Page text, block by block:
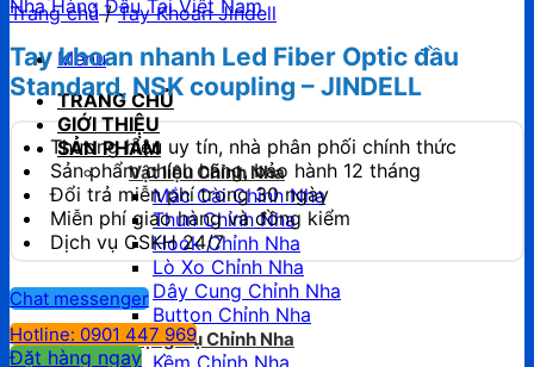
Menu
TRANG CHỦ
GIỚI THIỆU
SẢN PHẨM
Vật liệu Chỉnh Nha
Mắc Cài Chỉnh Nha
Thun Chỉnh Nha
Hook Chỉnh Nha
Lò Xo Chỉnh Nha
Dây Cung Chỉnh Nha
Button Chỉnh Nha
Dụng Cụ Chỉnh Nha
Kềm Chỉnh Nha
Trang chủ / Tay Khoan Jindell
Tay khoan nhanh Led Fiber Optic đầu
Standard, NSK coupling – JINDELL
Thương hiệu uy tín, nhà phân phối chính thức
Sản phẩm chính hãng, bảo hành 12 tháng
Đổi trả miễn phí trong 30 ngày
Miễn phí giao hàng và đồng kiểm
Dịch vụ CSKH 24/7
Chat messenger
Hotline: 0901 447 969
Đặt hàng ngay